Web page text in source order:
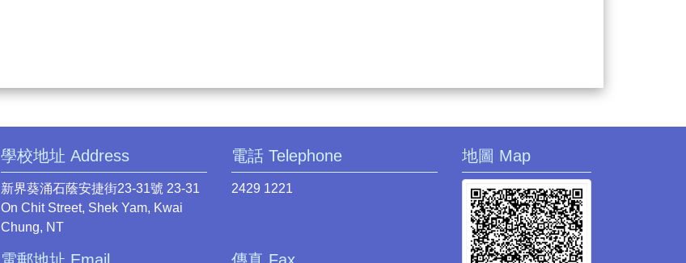
學校地址 Address
新界葵涌石蔭安捷街23-31號 23-31
On Chit Street, Shek Yam, Kwai
Chung, NT
電話 Telephone
2429 1221
地圖 Map